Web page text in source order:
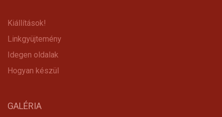
Kiállítások!
Linkgyüjtemény
Idegen oldalak
Hogyan készül
GALÉRIA